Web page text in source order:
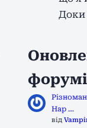
Доки
форумі
Нар …
від